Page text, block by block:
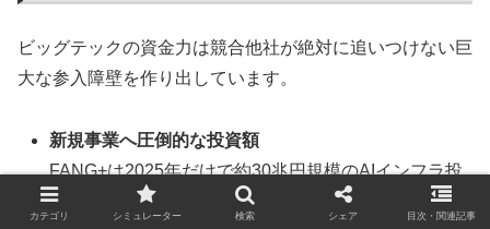
ビッグテックの資金力は競合他社が絶対に追いつけない巨
大な参入障壁を作り出しています。
新規事業へ圧倒的な投資額
FANG+は2025年だけで約30兆円規模のAIインフラ投
資を行うなど、他社が絶対に真似できないペースで
カテゴリ シミュレーター 検索 シェア 目次・関連記事